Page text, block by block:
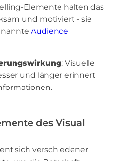
Elemente halten das
und motiviert - sie
Audience
: Visuelle
und länger erinnert
des Visual
sich verschiedener